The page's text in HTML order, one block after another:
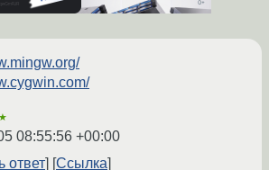
08:55:56 +00:00
ответ
Ссылка